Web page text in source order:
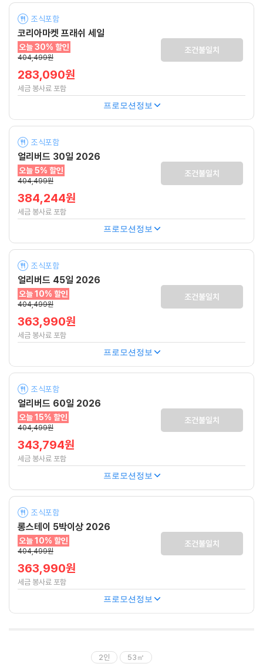
코리아마켓 프래쉬 세일
조식포함
오늘 30% 할인
404,499원
283,090원
세금 봉사료 포함
조건불일치
프로모션정보
얼리버드 30일 2026
조식포함
오늘 5% 할인
404,499원
384,244원
세금 봉사료 포함
조건불일치
프로모션정보
얼리버드 45일 2026
조식포함
오늘 10% 할인
404,499원
363,990원
세금 봉사료 포함
조건불일치
프로모션정보
얼리버드 60일 2026
조식포함
오늘 15% 할인
404,499원
343,794원
세금 봉사료 포함
조건불일치
프로모션정보
롱스테이 5박이상 2026
조식포함
오늘 10% 할인
404,499원
363,990원
세금 봉사료 포함
조건불일치
프로모션정보
2인 53㎡